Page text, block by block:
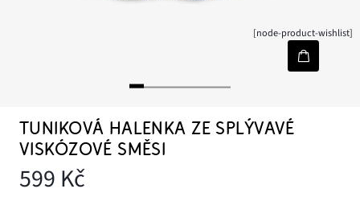
[node-product-wishlist]
TUNIKOVÁ HALENKA ZE SPLÝVAVÉ
VISKÓZOVÉ SMĚSI
599 Kč